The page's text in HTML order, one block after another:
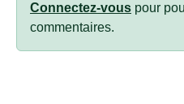
Connectez-vous pour
commentaires.